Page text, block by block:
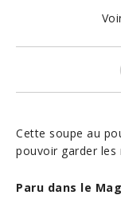
Cette soupe au
pouvoir garder les
Paru dans le